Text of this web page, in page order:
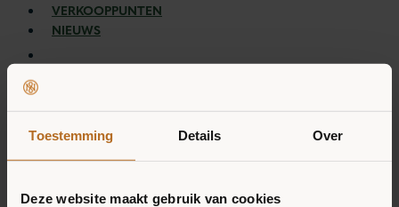
Toestemming Details Over
Deze website maakt gebruik van cookies
VERKOOPPUNTEN
NIEUWS
WINKELWAGEN